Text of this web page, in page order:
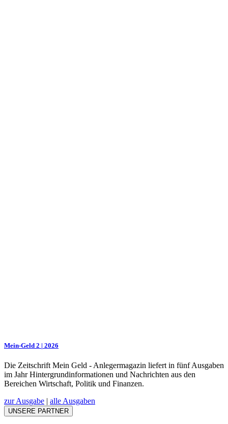
Mein-Geld 2 | 2026
Die Zeitschrift Mein Geld - Anlegermagazin liefert in fünf Ausgaben
im Jahr Hintergrundinformationen und Nachrichten aus den
Bereichen Wirtschaft, Politik und Finanzen.
zur Ausgabe
alle Ausgaben
UNSERE PARTNER